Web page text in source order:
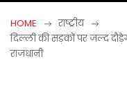
HOME
राष्ट्रीय
दिल्ली की सड़कों पर जल्द
राजधानी